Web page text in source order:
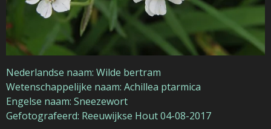
Nederlandse naam: Wilde bertram
Wetenschappelijke naam: Achillea ptarmica
Engelse naam: Sneezewort
Gefotografeerd: Reeuwijkse Hout 04-08-2017